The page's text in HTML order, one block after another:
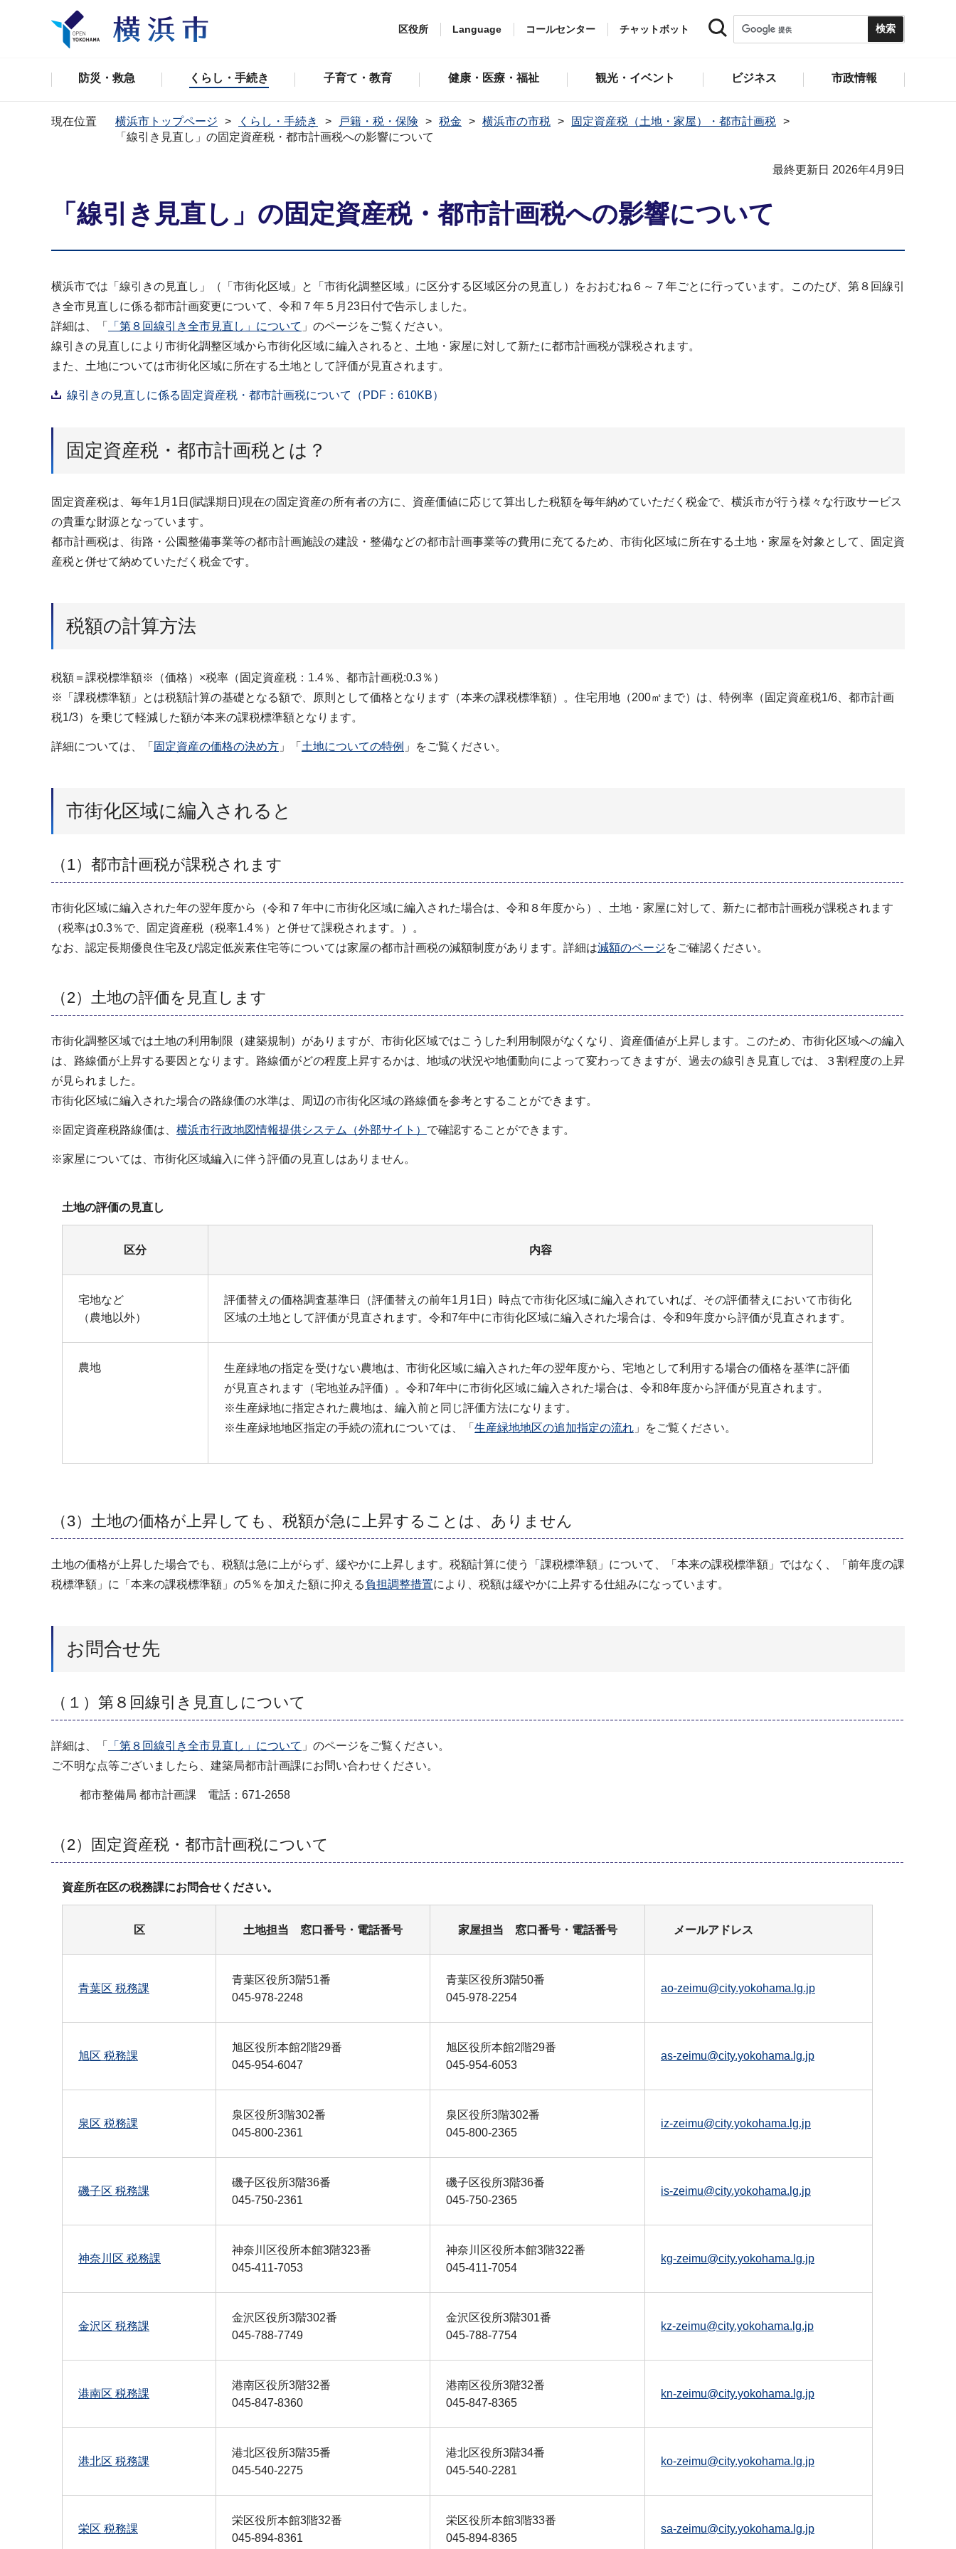
区役所 Language コールセンター チャットボット
防災・救急 くらし・手続き 子育て・教育 健康・医療・福祉 観光・イベント ビジネス 市政情報
現在位置 横浜市トップページ くらし・手続き 戸籍・税・保険 税金 横浜市の市税
固定資産税（土地・家屋）・都市計画税
「線引き見直し」の固定資産税・都市計画税への影響について
最終更新日 2026年4月9日
「線引き見直し」の固定資産税・都市計画税への影響について
横浜市では「線引きの見直し」（「市街化区域」と「市街化調整区域」に区分する区域区分の見直し）をおおむね６～７年ごとに行っています。このたび、第８回線引
き全市見直しに係る都市計画変更について、令和７年５月23日付で告示しました。
詳細は、「
「第８回線引き全市見直し」について 」のページをご覧ください。
線引きの見直しにより市街化調整区域から市街化区域に編入されると、土地・家屋に対して新たに都市計画税が課税されます。
また、土地については市街化区域に所在する土地として評価が見直されます。
線引きの見直しに係る固定資産税・都市計画税について（PDF：610KB）
固定資産税・都市計画税とは？
固定資産税は、毎年1月1日(賦課期日)現在の固定資産の所有者の方に、資産価値に応じて算出した税額を毎年納めていただく税金で、横浜市が行う様々な行政サービス
の貴重な財源となっています。
都市計画税は、街路・公園整備事業等の都市計画施設の建設・整備などの都市計画事業等の費用に充てるため、市街化区域に所在する土地・家屋を対象として、固定資
産税と併せて納めていただく税金です。
税額の計算方法
税額＝課税標準額※（価格）×税率（固定資産税：1.4％、都市計画税:0.3％）
※「課税標準額」とは税額計算の基礎となる額で、原則として価格となります（本来の課税標準額）。住宅用地（200㎡まで）は、特例率（固定資産税1/6、都市計画
税1/3）を乗じて軽減した額が本来の課税標準額となります。
詳細については、「 固定資産の価格の決め方 」「 土地についての特例 」をご覧ください。
市街化区域に編入されると
（1）都市計画税が課税されます
市街化区域に編入された年の翌年度から（令和７年中に市街化区域に編入された場合は、令和８年度から）、土地・家屋に対して、新たに都市計画税が課税されます
（税率は0.3％で、固定資産税（税率1.4％）と併せて課税されます。）。
なお、認定長期優良住宅及び認定低炭素住宅等については家屋の都市計画税の減額制度があります。詳細は減額のページをご確認ください。
（2）土地の評価を見直します
市街化調整区域では土地の利用制限（建築規制）がありますが、市街化区域ではこうした利用制限がなくなり、資産価値が上昇します。このため、市街化区域への編入
は、路線価が上昇する要因となります。路線価がどの程度上昇するかは、地域の状況や地価動向によって変わってきますが、過去の線引き見直しでは、３割程度の上昇
が見られました。
市街化区域に編入された場合の路線価の水準は、周辺の市街化区域の路線価を参考とすることができます。
※固定資産税路線価は、 横浜市行政地図情報提供システム（外部サイト） で確認することができます。
※家屋については、市街化区域編入に伴う評価の見直しはありません。
土地の評価の見直し
区分 内容
宅地など
（農地以外）
評価替えの価格調査基準日（評価替えの前年1月1日）時点で市街化区域に編入されていれば、その評価替えにおいて市街化
区域の土地として評価が見直されます。令和7年中に市街化区域に編入された場合は、令和9年度から評価が見直されます。
農地
生産緑地の指定を受けない農地は、市街化区域に編入された年の翌年度から、宅地として利用する場合の価格を基準に評価
が見直されます（宅地並み評価）。令和7年中に市街化区域に編入された場合は、令和8年度から評価が見直されます。
※生産緑地に指定された農地は、編入前と同じ評価方法になります。
※生産緑地地区指定の手続の流れについては、「 生産緑地地区の追加指定の流れ 」をご覧ください。
（3）土地の価格が上昇しても、税額が急に上昇することは、ありません
土地の価格が上昇した場合でも、税額は急に上がらず、緩やかに上昇します。税額計算に使う「課税標準額」について、「本来の課税標準額」ではなく、「前年度の課
税標準額」に「本来の課税標準額」の5％を加えた額に抑える負担調整措置により、税額は緩やかに上昇する仕組みになっています。
お問合せ先
（１）第８回線引き見直しについて
詳細は、「 「第８回線引き全市見直し」について 」のページをご覧ください。
ご不明な点等ございましたら、建築局都市計画課にお問い合わせください。
都市整備局 都市計画課 電話：671-2658
（2）固定資産税・都市計画税について
資産所在区の税務課にお問合せください。
区 土地担当 窓口番号・電話番号 家屋担当 窓口番号・電話番号 メールアドレス
青葉区 税務課
青葉区役所3階51番
045-978-2248
青葉区役所3階50番
045-978-2254
ao-zeimu@city.yokohama.lg.jp
旭区 税務課
旭区役所本館2階29番
045-954-6047
旭区役所本館2階29番
045-954-6053
as-zeimu@city.yokohama.lg.jp
泉区 税務課
泉区役所3階302番
045-800-2361
泉区役所3階302番
045-800-2365
iz-zeimu@city.yokohama.lg.jp
磯子区 税務課
磯子区役所3階36番
045-750-2361
磯子区役所3階36番
045-750-2365
is-zeimu@city.yokohama.lg.jp
神奈川区 税務課
神奈川区役所本館3階323番
045-411-7053
神奈川区役所本館3階322番
045-411-7054
kg-zeimu@city.yokohama.lg.jp
金沢区 税務課
金沢区役所3階302番
045-788-7749
金沢区役所3階301番
045-788-7754
kz-zeimu@city.yokohama.lg.jp
港南区 税務課
港南区役所3階32番
045-847-8360
港南区役所3階32番
045-847-8365
kn-zeimu@city.yokohama.lg.jp
港北区 税務課
港北区役所3階35番
045-540-2275
港北区役所3階34番
045-540-2281
ko-zeimu@city.yokohama.lg.jp
栄区 税務課
栄区役所本館3階32番
045-894-8361
栄区役所本館3階33番
045-894-8365
sa-zeimu@city.yokohama.lg.jp